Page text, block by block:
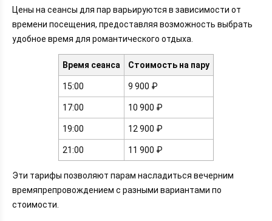
Цены на сеансы для пар варьируются в зависимости от
времени посещения, предоставляя возможность выбрать
удобное время для романтического отдыха.
Время сеанса Стоимость на пару
15:00 9 900 ₽
17:00 10 900 ₽
19:00 12 900 ₽
21:00 11 900 ₽
Эти тарифы позволяют парам насладиться вечерним
времяпрепровождением с разными вариантами по
стоимости.